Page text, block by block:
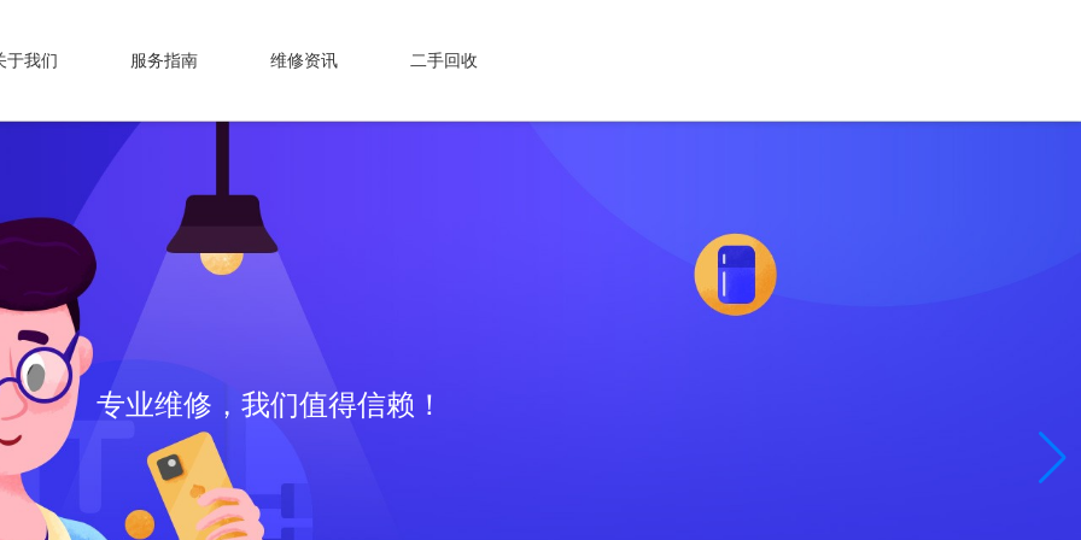
于我们 服务指南 维修资讯 二手回收
专业维修，我们值得信赖！